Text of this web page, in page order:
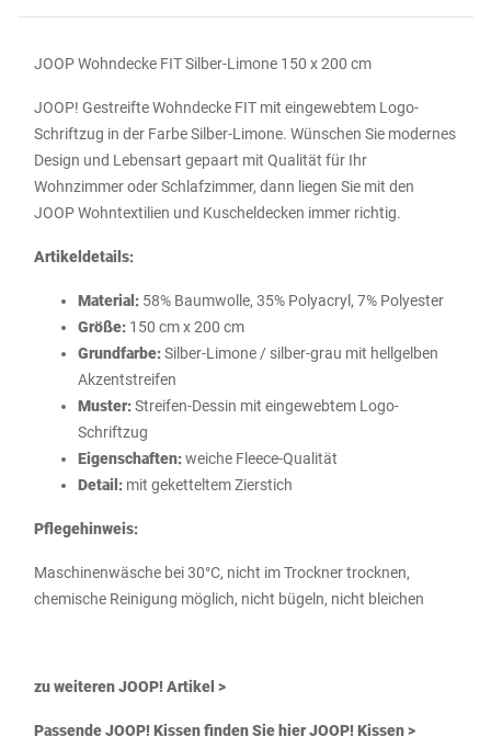
JOOP Wohndecke FIT Silber-Limone 150 x 200 cm
JOOP! Gestreifte Wohndecke FIT mit eingewebtem Logo-
Schriftzug in der Farbe Silber-Limone. Wünschen Sie modernes
Design und Lebensart gepaart mit Qualität für Ihr
Wohnzimmer oder Schlafzimmer, dann liegen Sie mit den
JOOP Wohntextilien und Kuscheldecken immer richtig.
Artikeldetails:
Material: 58% Baumwolle, 35% Polyacryl, 7% Polyester
Größe: 150 cm x 200 cm
Grundfarbe:Silber-Limone / silber-grau mit hellgelben
Akzentstreifen
Muster:Streifen-Dessin mit eingewebtem Logo-
Schriftzug
Eigenschaften:weiche Fleece-Qualität
Detail: mit geketteltem Zierstich
Pflegehinweis:
Maschinenwäsche bei 30°C, nicht im Trockner trocknen,
chemische Reinigung möglich, nicht bügeln, nicht bleichen
zu weiteren JOOP! Artikel >
Passende JOOP! Kissen finden Sie hierJOOP! Kissen>